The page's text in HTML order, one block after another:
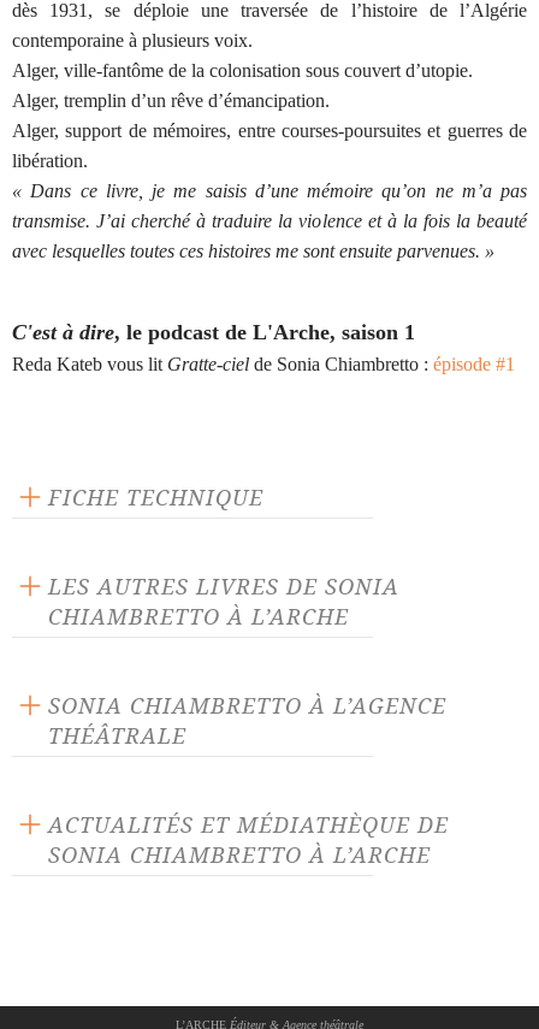
dès 1931, se déploie une traversée de l’histoire de l’Algérie
contemporaine à plusieurs voix.
Alger, ville-fantôme de la colonisation sous couvert d’utopie.
Alger, tremplin d’un rêve d’émancipation.
Alger, support de mémoires, entre courses-poursuites et guerres de
libération.
« Dans ce livre, je me saisis d’une mémoire qu’on ne m’a pas
transmise. J’ai cherché à traduire la violence et à la fois la beauté
avec lesquelles toutes ces histoires me sont ensuite parvenues. »
C'est à dire, le podcast de L'Arche, saison 1
Reda Kateb vous lit Gratte-ciel de Sonia Chiambretto : épisode #1
FICHE TECHNIQUE
144 pages
Prix : 14.00 €
Langue source : français
LES AUTRES LIVRES DE SONIA
CHIAMBRETTO À L’ARCHE
SONIA CHIAMBRETTO À L’AGENCE
THÉÂTRALE
de 15 ans)
gravité)
Douze soeurs slovaques Etat civil
ACTUALITÉS ET MÉDIATHÈQUE DE
SONIA CHIAMBRETTO À L’ARCHE
L’ARCHE Éditeur & Agence théâtrale